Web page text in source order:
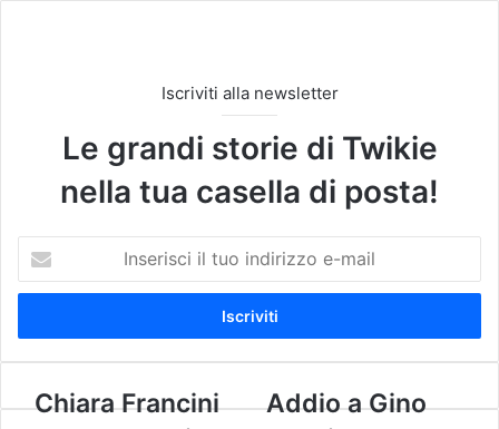
Iscriviti alla newsletter
Le grandi storie di Twikie
nella tua casella di posta!
s
r
i
c
C
Chiara Francini
A
Addio a Gino